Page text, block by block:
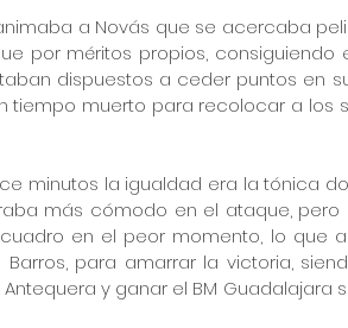
a Novás que se acercaba
por méritos propios, consiguiendo
dispuestos a ceder puntos en
tiempo muerto para recolocar a los
minutos la igualdad era la tónica
más cómodo en el ataque, pero
en el peor momento, lo que
para amarrar la victoria,
y ganar el BM Guadalajara